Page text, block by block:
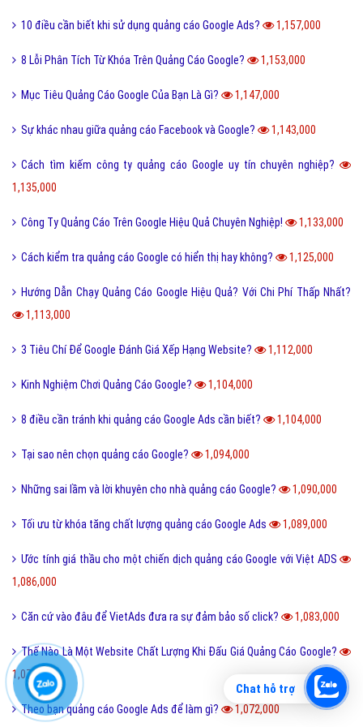
10 điều cần biết khi sử dụng quảng cáo Google Ads? 1,157,000
8 Lỗi Phân Tích Từ Khóa Trên Quảng Cáo Google? 1,153,000
Mục Tiêu Quảng Cáo Google Của Bạn Là Gì? 1,147,000
Sự khác nhau giữa quảng cáo Facebook và Google? 1,143,000
Cách tìm kiếm công ty quảng cáo Google uy tín chuyên nghiệp?
1,135,000
Công Ty Quảng Cáo Trên Google Hiệu Quả Chuyên Nghiệp! 1,133,000
Cách kiểm tra quảng cáo Google có hiển thị hay không? 1,125,000
Hướng Dẫn Chạy Quảng Cáo Google Hiệu Quả? Với Chi Phí Thấp Nhất?
1,113,000
3 Tiêu Chí Để Google Đánh Giá Xếp Hạng Website? 1,112,000
Kinh Nghiệm Chơi Quảng Cáo Google? 1,104,000
8 điều cần tránh khi quảng cáo Google Ads cần biết? 1,104,000
Tại sao nên chọn quảng cáo Google? 1,094,000
Những sai lầm và lời khuyên cho nhà quảng cáo Google? 1,090,000
Tối ưu từ khóa tăng chất lượng quảng cáo Google Ads 1,089,000
Ước tính giá thầu cho một chiến dịch quảng cáo Google với Việt ADS
1,086,000
Căn cứ vào đâu để VietAds đưa ra sự đảm bảo số click? 1,083,000
Thế Nào Là Một Website Chất Lượng Khi Đấu Giá Quảng Cáo Google?
1,079,000
Theo bạn quảng cáo Google Ads để làm gì? 1,072,000
Chat hỗ trợ